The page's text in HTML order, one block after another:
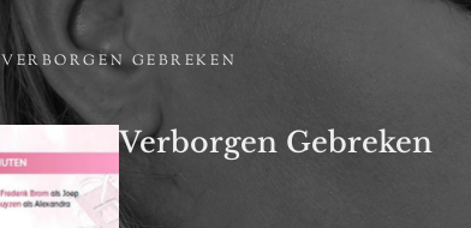
VERBORGEN GEBREKEN
Verborgen Gebreken